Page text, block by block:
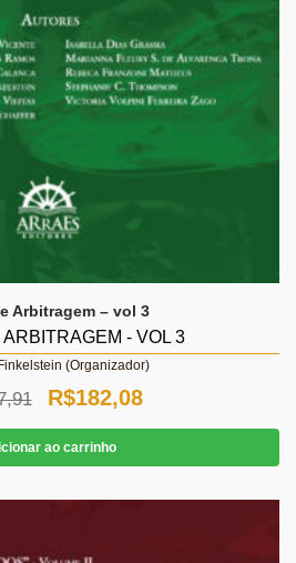
Arbitragem – vol 3
ARBITRAGEM - VOL 3
(Organizador)
O
preço
original
era:
R$182,08O
preço
atual
é:
ao carrinho